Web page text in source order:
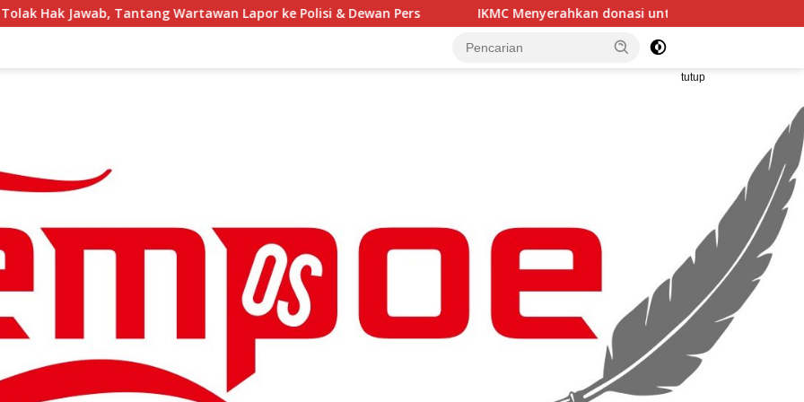
Lapor ke Polisi & Dewan Pers IKMC Menyerahkan donasi untuk korban kebakaran MARBO TALLO ke Ormas
tutup